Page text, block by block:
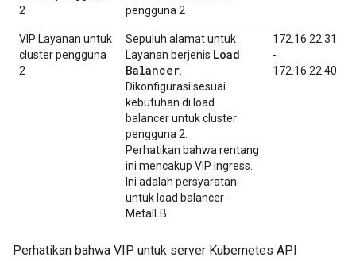
2
pengguna 2
VIP Layanan untuk
cluster pengguna
2
Sepuluh alamat untuk
Layanan berjenis Load
Balancer.
Dikonfigurasi sesuai
kebutuhan di load
balancer untuk cluster
pengguna 2.
Perhatikan bahwa rentang
ini mencakup VIP ingress.
Ini adalah persyaratan
untuk load balancer
MetalLB.
172.16.22.31
-
172.16.22.40
Perhatikan bahwa VIP untuk server Kubernetes API